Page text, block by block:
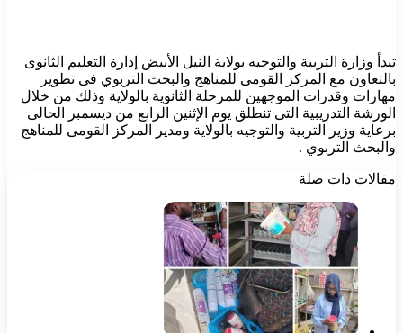
تبدأ وزارة التربية والتوجيه بولاية النيل الأبيض إدارة التعليم الثانوى
بالتعاون مع المركز القومى للمناهج والبحث التربوي فى تطوير
مهارات وقدرات الموجهين للمرحلة الثانوية بالولاية وذلك من خلال
الورشة التدريبية التى تنطلق يوم الإثنين الرابع من ديسمبر الحالى
برعاية وزير التربية والتوجيه بالولاية ومدير المركز القومى للمناهج
والبحث التربوي .
مقالات ذات صلة